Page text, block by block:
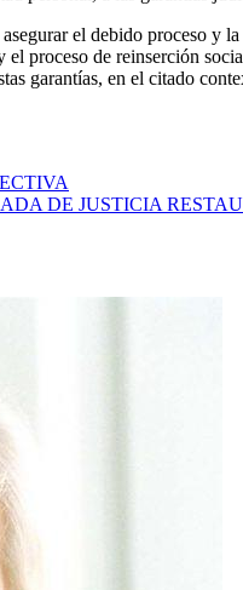
el debido proceso y
proceso de reinserción
garantías, en el citado
DE JUSTICIA